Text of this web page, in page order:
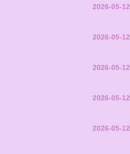
2026-05-12
2026-05-12
2026-05-12
2026-05-12
2026-05-12